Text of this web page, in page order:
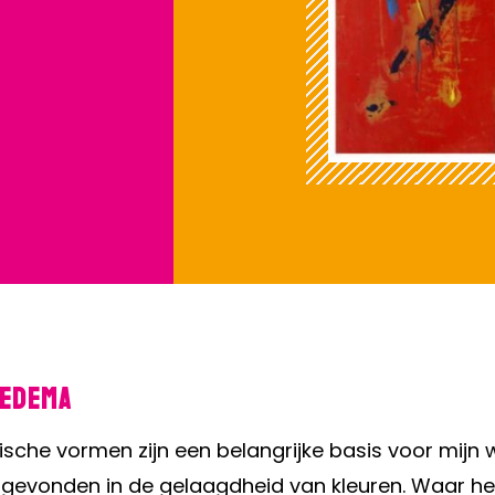
vormen zijn een belangrijke basis voor
in de gelaagdheid van kleuren. Waar